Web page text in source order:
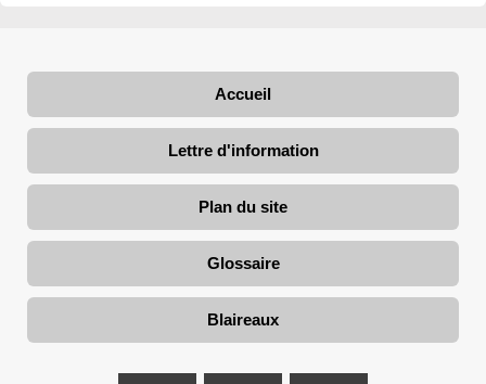
Accueil
Lettre d'information
Plan du site
Glossaire
Blaireaux